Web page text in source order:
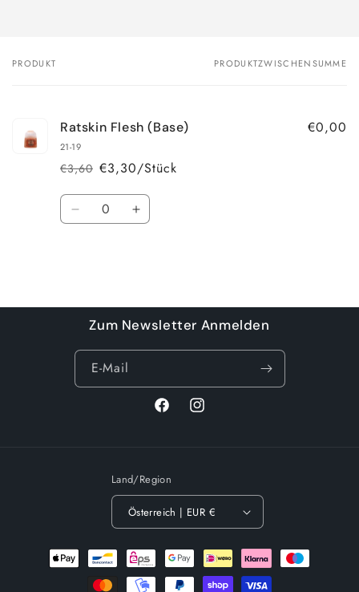
Dein
PRODUKT PRODUKTZWISCHENSUMME
Ratskin Flesh (Base)
21-19
Normaler
Preis
€3,60
Verkaufspreis€3,30/Stück
€0,00
Anzahl
VerringereErhöhe
Zum Newsletter Anmelden
E-Mail
FacebookInstagram
Land/Region
Österreich | EUR €
Zahlungsmethoden